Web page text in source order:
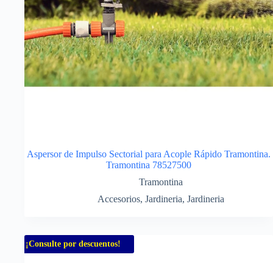
Aspersor de Impulso Sectorial para Acople Rápido Tramontina.
Tramontina 78527500
Tramontina
Accesorios, Jardineria, Jardineria
¡Consulte por descuentos!